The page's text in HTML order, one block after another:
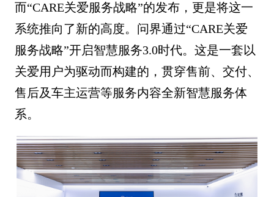
而“CARE关爱服务战略”的发布，更是将这一
系统推向了新的高度。问界通过“CARE关爱
服务战略”开启智慧服务3.0时代。这是一套以
关爱用户为驱动而构建的，贯穿售前、交付、
售后及车主运营等服务内容全新智慧服务体
系。